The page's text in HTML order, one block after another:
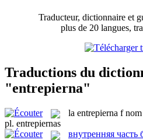
Traducteur, dictionnaire et
plus de 20 langues,
Traductions du
"entrepierna"
la entrepierna f nom
pl. entrepiernas
внутренняя часть